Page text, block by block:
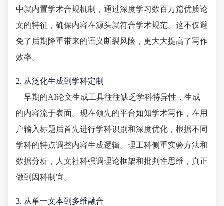
中就内置学术合规机制，通过深度学习数百万篇优质论
文的特征，确保内容在源头就符合学术规范。这不仅避
免了后期降重带来的语义断裂风险，更大大提高了写作
效率。
2. 从泛化生成到学科定制
早期的AI论文生成工具往往缺乏学科特异性，生成
的内容流于表面。现在领先的平台如知学术写作，在用
户输入标题后首先进行学科识别和深度优化，根据不同
学科的特点调整内容生成逻辑。理工科侧重实验方法和
数据分析，人文社科强调理论框架和批判性思维，真正
做到因科制宜。
3. 从单一文本到多维融合